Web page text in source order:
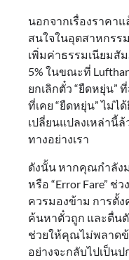
นอกจากเรื่องราคา
สนใจในอุตสาหกรร
เพิ่มค่าธรรมเนียมสั
5% ในขณะที่
ยกเลิกตั๋ว “ยืดหยุ่น”
ที่เคย “ยืดหยุ่น” ไม่ไ
เปลี่ยนแปลงเหล่านี้
ทางอย่างเรา
ดังนั้น หากคุณกำลัง
หรือ “Error Fare” ช่
ควรมองข้าม การตั้ง
ค้นหาตั๋วถูก และตื่น
ช่วยให้คุณไม่พลาด
อย่างจะกลับไปเป็น